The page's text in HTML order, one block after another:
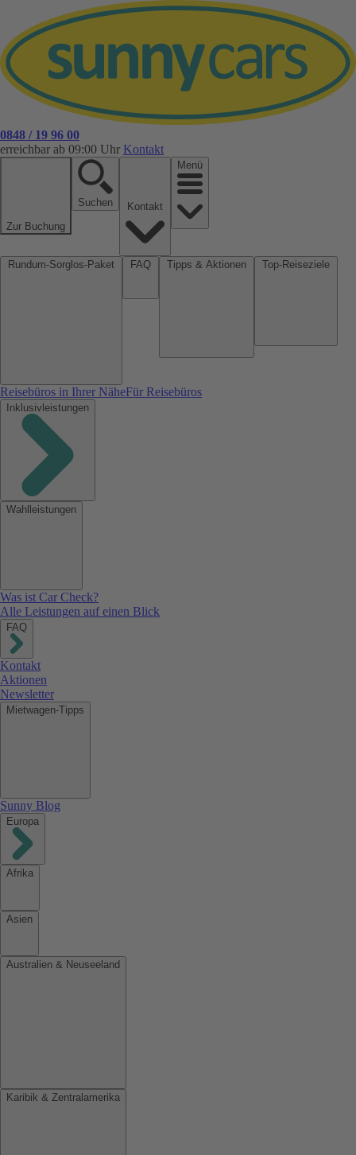
0848 / 19 96 00
erreichbar ab 09:00 Uhr Kontakt
Zur Buchung
Suchen
Menü
Reisebüros in Ihrer NäheFür Reisebüros
Inklusivleistungen
Wahlleistungen
Was ist Car Check?
Alle Leistungen auf einen Blick
FAQ
Kontakt
Aktionen
Newsletter
Mietwagen-Tipps
Sunny Blog
Europa
Afrika
Asien
Australien & Neuseeland
Karibik & Zentralamerika